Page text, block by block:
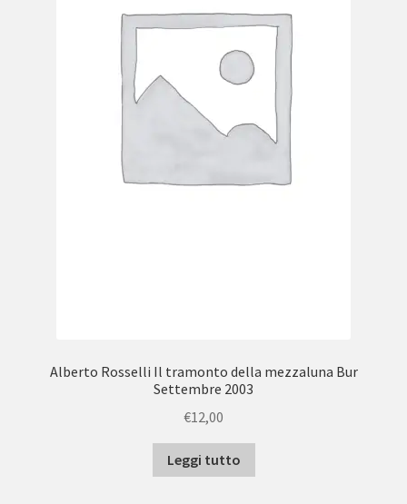
Alberto Rosselli Il tramonto della mezzaluna Bur
Settembre 2003
€12,00
Leggi tutto